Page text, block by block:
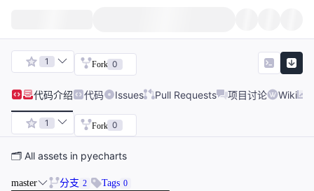
1 Fork 0
代码介绍 代码 Issues Pull Requests 项目讨论 Wiki
1 Fork 0
🗂 All assets in pyecharts
master 分支 2 Tags 0